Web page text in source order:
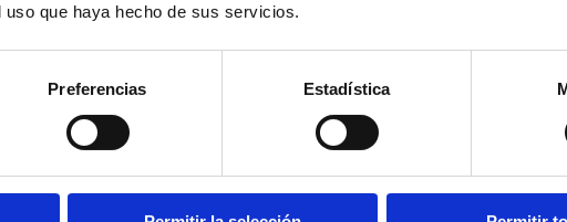
que haya hecho de sus servicios.
Preferencias Estadística
Route de
l'Huile d'Olive
des Oliviers
Route
de